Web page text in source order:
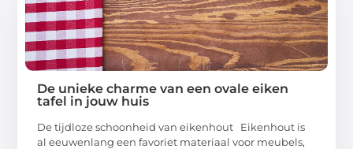
De unieke charme van een ovale eiken
tafel in jouw huis
De tijdloze schoonheid van eikenhout Eikenhout is
al eeuwenlang een favoriet materiaal voor meubels,